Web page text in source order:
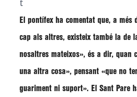
t
El pontífex ha comentat que, a més
cap als altres, existeix també la de
nosaltres mateixos», és a dir, quan
una altra cosa», pensant «que no
guariment ni suport». El Sant Pare